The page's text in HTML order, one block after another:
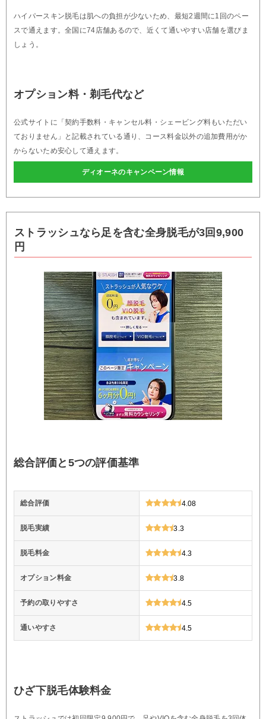
ハイパースキン脱毛は肌への負担が少ないため、最短2週間に1回のペー
スで通えます。全国に74店舗あるので、近くて通いやすい店舗を選びま
しょう。
オプション料・剃毛代など
公式サイトに「契約手数料・キャンセル料・シェービング料もいただい
ておりません」と記載されている通り、コース料金以外の追加費用がか
からないため安心して通えます。
ディオーネのキャンペーン情報
ストラッシュなら足を含む全身脱毛が3回9,900
円
総合評価と5つの評価基準
総合評価 4.08
脱毛実績 3.3
脱毛料金 4.3
オプション料金 3.8
予約の取りやすさ 4.5
通いやすさ 4.5
ひざ下脱毛体験料金